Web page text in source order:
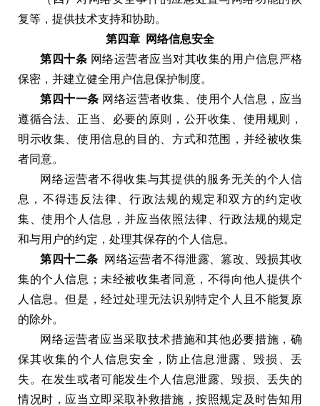
复等 ， 提供技术支持和协助。
第四章 网络信息安全
第四十条 网络运营者应当对其收集的用户信息严格
保密 ， 并建立健全用户信息保护制度。
第四十一条 网络运营者收集 、使用个人信息 ， 应当
遵循合法
正当 必要的原则 ， 公开收集 使用规则
，
明示收集 、使用信息的目的 方式和范围 ， 并经被收集
者同意。
网络运营者不得收集与其提供的服务无关的个人信
息 ， 不得违反法律 、行政法规的规定和双方的约定收
集 、使用个人信息 ，并应当依照法律 、行政法规的规定
和与用户的约定 ， 处理其保存的个人信息 。
第四十二条 网络运营者不得泄露 、篡改
毁损其收
集的个人信息 ； 未经被收集者同意 ， 不得向他人提供个
人信息 。但是 ，经过处理无法识别特定个人且不能复原
的除外。
网络运营者应当采取技术措施和其他必要措施 ，确
保其收集的个人信息安全 ， 防止信息泄露 毁损 、丢
失 。在发生或者可能发生个人信息泄露 毁损
丢失的
情况时 ， 应当立即采取补救措施 ，按照规定及时告知用